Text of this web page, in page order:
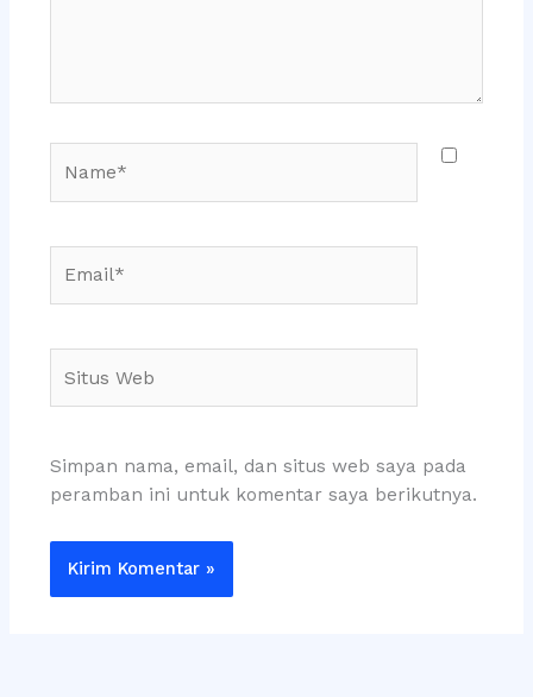
Web
Simpan nama, email, dan situs web saya pada
peramban ini untuk komentar saya berikutnya.